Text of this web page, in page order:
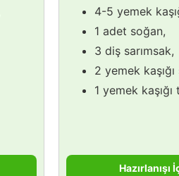
4-5 yemek
1 adet soğan,
3 diş sarımsak,
2 yemek kaşığı
1 yemek
Hazırlanışı